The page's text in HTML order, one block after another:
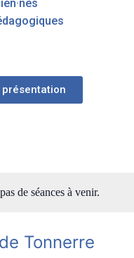
présentation
de séances à venir.
Tonnerre